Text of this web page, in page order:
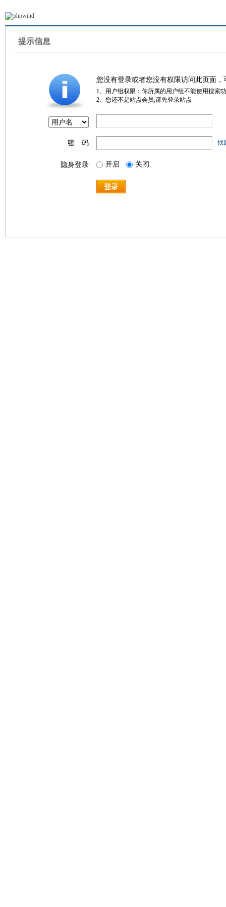
提示信息
您没有登录或者您没有权限访问此页面
1、用户组权限：你所属的用户组不能使用搜索
2、您还不是站点会员,请先登录站点
密 码 找
隐身登录 开启 关闭
登录